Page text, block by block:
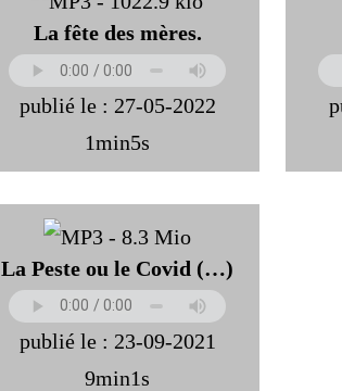
La fête des mères.
publié le : 27-05-2022
1min5s
La Peste ou le Covid (…)
publié le : 23-09-2021
9min1s